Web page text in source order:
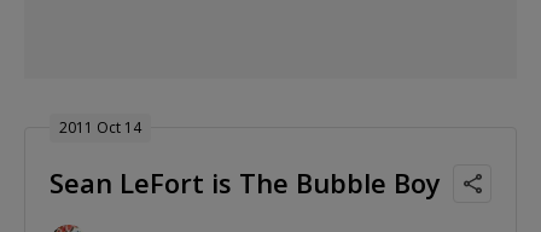
2011 Oct 14
Sean LeFort is The Bubble Boy